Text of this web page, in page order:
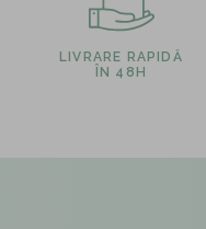
LIVRARE RAPIDĂ
ÎN 48H